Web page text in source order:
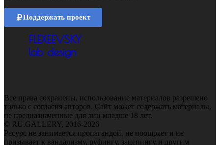
Поддержать проект
FLEXEEVSKY
lab design
Все права сохранены, использование материалов разрешено
только с согласия авторов. Сайт может содержать материалы,
не предназначенные для лиц младше 18 лет.
© RU.GALLERY, 2016-2026
Ресурс не занимается пропагандой, не поощряет и не
призывает к вандализму, руфингу, зацепингу и другим